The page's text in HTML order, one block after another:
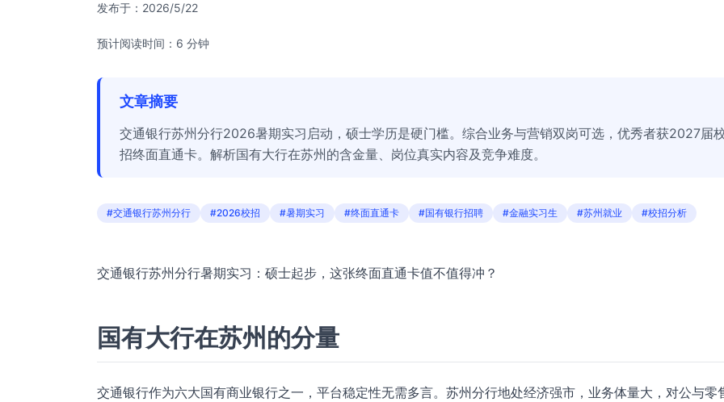
发布于： 2026/5/22
预计阅读时间：6 分钟
文章摘要
交通银行苏州分行2026暑期实习启动，硕士学历是硬门槛。综合业务与营销双岗可选，优秀者获2027届
招终面直通卡。解析国有大行在苏州的含金量、岗位真实内容及竞争难度。
#交通银行苏州分行 #2026校招 #暑期实习 #终面直通卡 #国有银行招聘 #金融实习生 #苏州就业 #校招分析
交通银行苏州分行暑期实习：硕士起步，这张终面直通卡值不值得冲？
国有大行在苏州的分量
交通银行作为六大国有商业银行之一，平台稳定性无需多言。苏州分行地处经济强市，业务体量大，对公与零